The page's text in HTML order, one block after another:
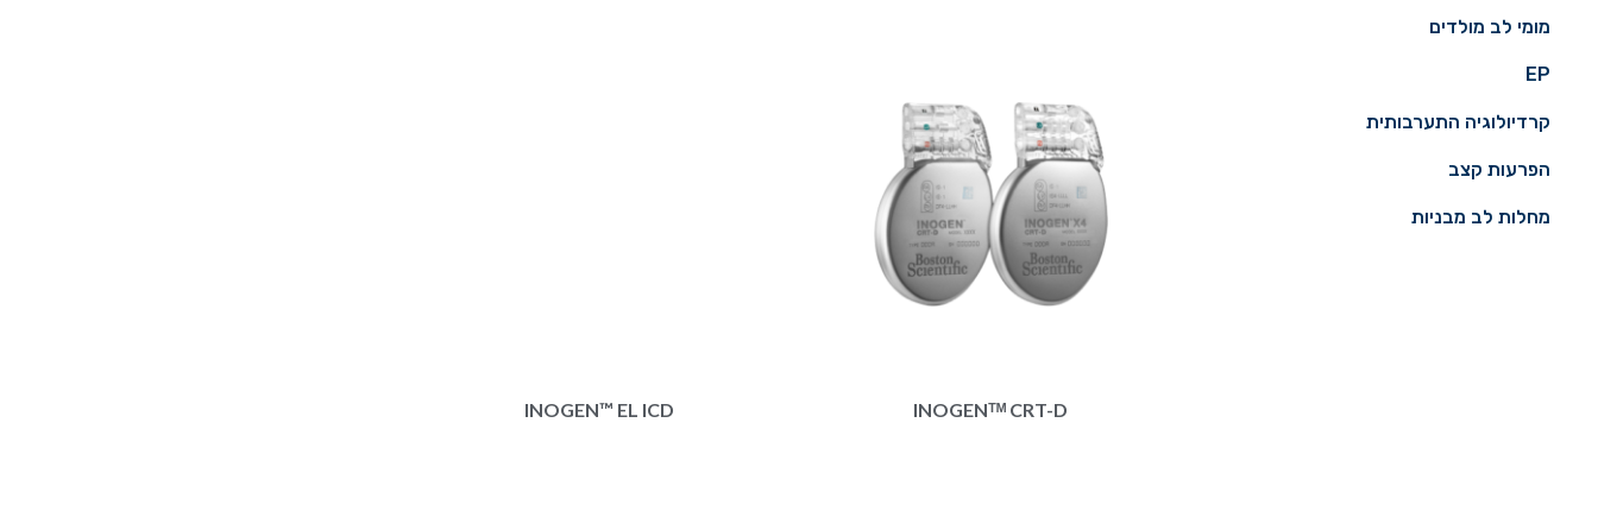
מומי לב מולדים
EP
קרדיולוגיה התערבותית
הפרעות קצב
מחלות לב מבניות
INOGENᵀᴹ CRT-D
INOGEN™ EL ICD